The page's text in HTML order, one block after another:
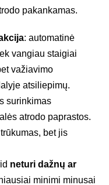
pakankamas.
: automatinė
vangiau staigiai
važiavimo
atsiliepimų.
surinkimas
atrodo paprastos.
bet jis
neturi dažnų ar
minimi minusai